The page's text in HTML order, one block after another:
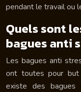
pendant le travail ou
Quels sont
bagues anti
Les bagues anti
ont toutes pour but
existe des bagues